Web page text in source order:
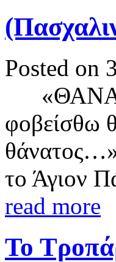
Posted on
φοβείσθω
το Άγιον
read more
Το